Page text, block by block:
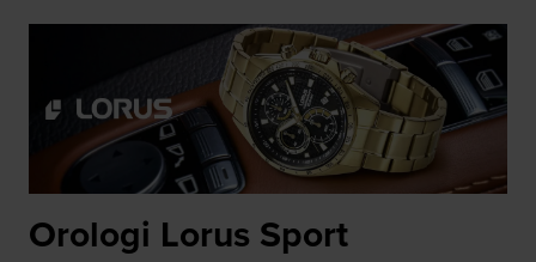
Orologi Lorus Sport